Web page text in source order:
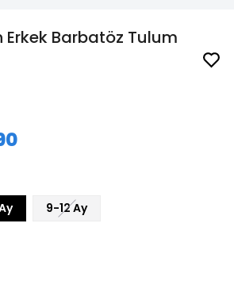
Barbatöz Tulum
9-12 Ay